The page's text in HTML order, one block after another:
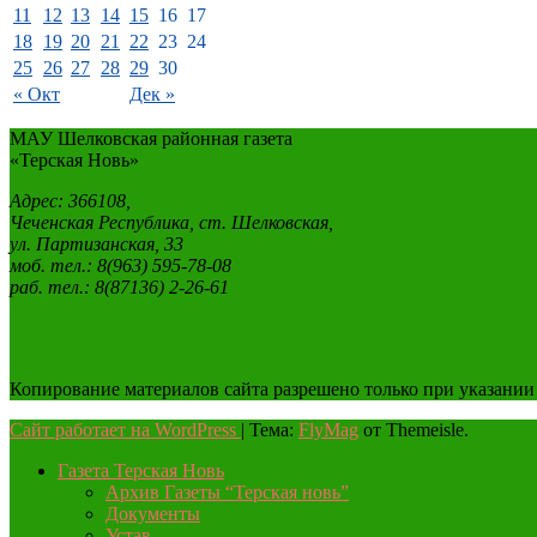
« Окт Дек »
11
12 13 14 15 16 17
18 19 20 21 22 23 24
25 26 27 28 29 30
МАУ Шелковская районная газета
«Терская Новь»
Адрес: 366108,
Чеченская Республика, ст. Шелковская,
ул. Партизанская, 33
моб. тел.: 8(963) 595-78-08
раб. тел.: 8(87136) 2-26-61
Копирование материалов сайта разрешено только при
Сайт работает на WordPress | Тема: FlyMag от Themeisle.
Газета Терская Новь
Архив Газеты “Терская новь”
Документы